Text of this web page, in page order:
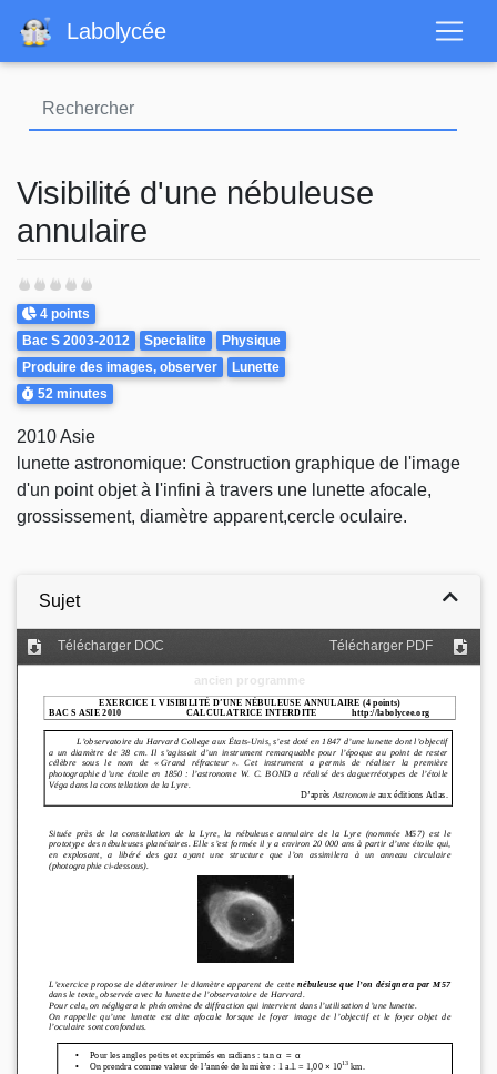
contenu
Labolycée
Visibilité d'une nébuleuse
annulaire
Points
4 points
Theme
Bac S 2003-2012 Specialite
Physique
Produire des images, observer
Lunette
Durée
52 minutes
2010 Asie
lunette astronomique: Construction graphique de l'image
d'un point objet à l'infini à travers une lunette afocale,
grossissement, diamètre apparent,cercle oculaire.
Sujet